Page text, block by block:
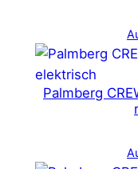
Palmberg